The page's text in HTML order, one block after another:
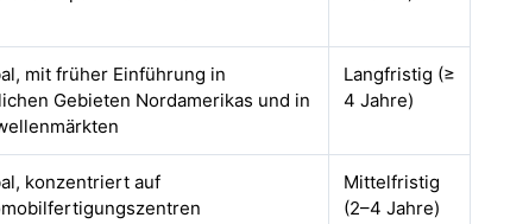
mit früher Einführung in
Gebieten Nordamerikas und in
Langfristig (≥
4 Jahre)
konzentriert auf
Mittelfristig
(2–4 Jahre)